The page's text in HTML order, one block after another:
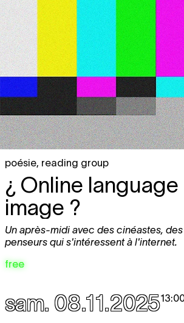
poésie, reading group
¿ Online
image ?
Un après-midi avec des cinéastes,
penseurs qui s'intéressent à l'internet.
free
sam. 08.11.2025